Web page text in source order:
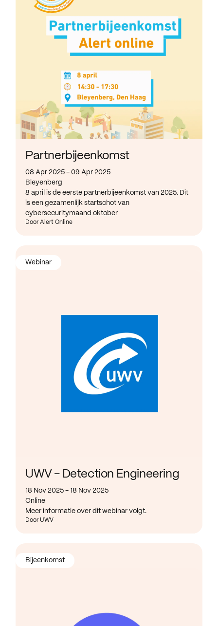
Partnerbijeenkomst
08 Apr 2025 - 09 Apr 2025
Bleyenberg
8 april is de eerste partnerbijeenkomst van 2025. Dit
is een gezamenlijk startschot van
cybersecuritymaand oktober
Door Alert Online
UWV - Detection Engineering
18 Nov 2025 - 18 Nov 2025
Online
Meer informatie over dit webinar volgt.
Door UWV
Webinar
Bijeenkomst